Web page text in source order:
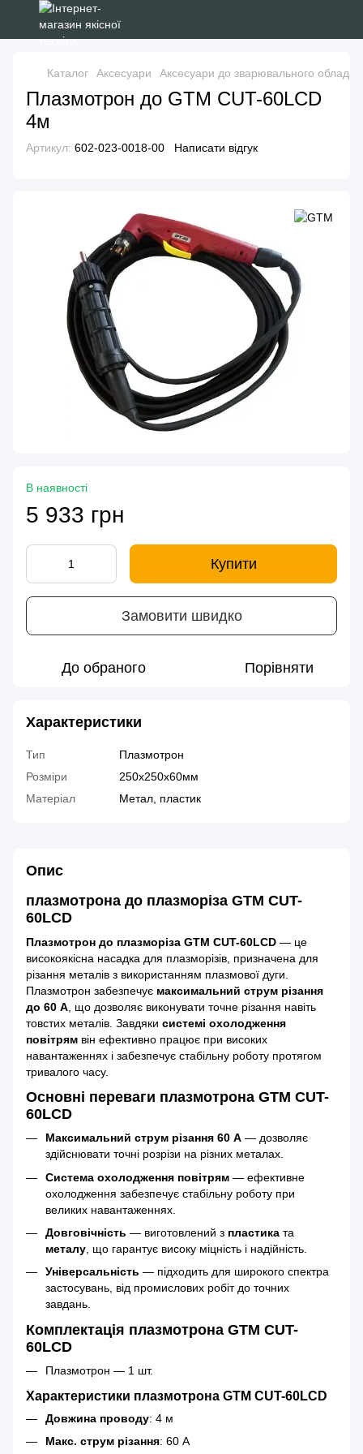
Каталог Аксесуари Аксесуари до зварювального
Плазмотрон до GTM CUT-60LCD
4м
Артикул: 602-023-0018-00 Написати відгук
В наявності
5 933 грн
Купити
Замовити швидко
До обраного Порівняти
Характеристики
Тип
Плазмотрон
Розміри
250х250х60мм
Матеріал
Метал, пластик
Опис
плазмотрона до плазморіза GTM CUT-
60LCD
Плазмотрон до плазморіза GTM CUT-60LCD — це
високоякісна насадка для плазморізів, призначена для
різання металів з використанням плазмової дуги.
Плазмотрон забезпечує максимальний струм різання
до 60 А , що дозволяє виконувати точне різання навіть
товстих металів. Завдяки системі охолодження
повітрям він ефективно працює при високих
навантаженнях і забезпечує стабільну роботу протягом
тривалого часу.
Основні переваги плазмотрона GTM CUT-
60LCD
Максимальний струм різання 60 А — дозволяє
здійснювати точні розрізи на різних металах.
Система охолодження повітрям — ефективне
охолодження забезпечує стабільну роботу при
великих навантаженнях.
Довговічність — виготовлений з пластика та
металу , що гарантує високу міцність і надійність.
Універсальність — підходить для широкого спектра
застосувань, від промислових робіт до точних
завдань.
Комплектація плазмотрона GTM CUT-
60LCD
Плазмотрон — 1 шт.
Характеристики плазмотрона GTM CUT-60LCD
Довжина проводу: 4 м
Макс. струм різання: 60 А